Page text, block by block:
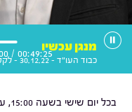
00:49:25
/
מנגן עכשיו
כבוד העו"ד - 30.12.22 - לקט
בכל יום שישי בשעה 15:00, עורכי הדין עמוס כהן וליאור טומשין (